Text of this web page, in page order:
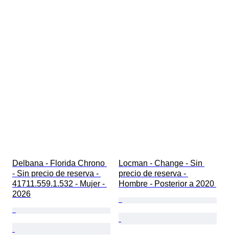
Delbana - Florida Chrono
- Sin precio de reserva -
41711.559.1.532 - Mujer -
2026
Locman - Change - Sin
precio de reserva -
Hombre - Posterior a 2020